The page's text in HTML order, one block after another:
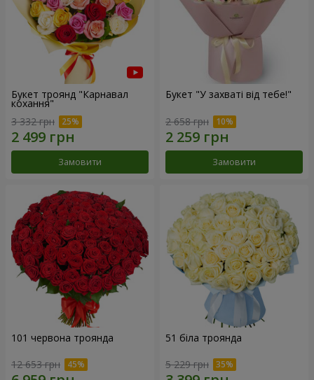
Букет троянд "Карнавал
кохання"
3 332 грн
Замовити
Букет "У захваті від тебе!"
2 658 грн
Замовити
101 червона троянда
12 653 грн
51 біла троянда
5 229 грн